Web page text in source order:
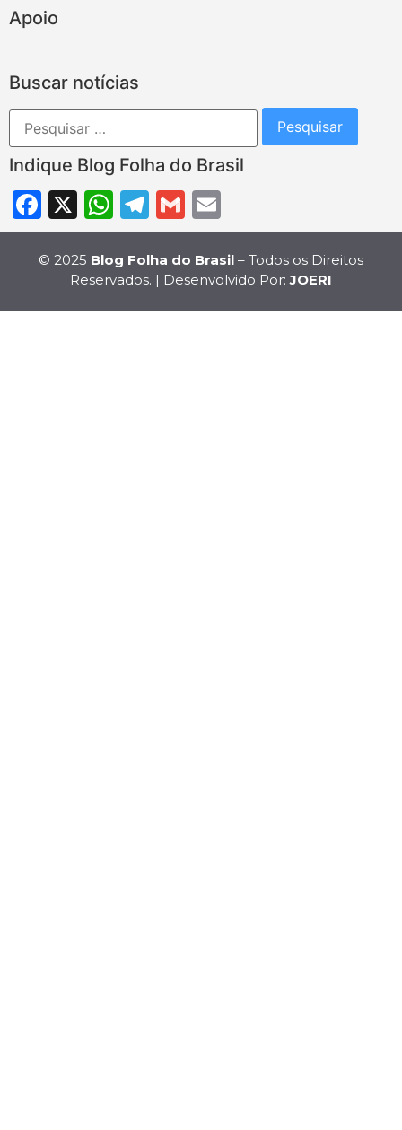
Apoio
Buscar notícias
Indique Blog Folha do Brasil
Facebook
X WhatsApp
Telegram
Gmail
© 2025 Blog Folha do Brasil – Todos os Direitos
Reservados. | Desenvolvido Por:JOERI